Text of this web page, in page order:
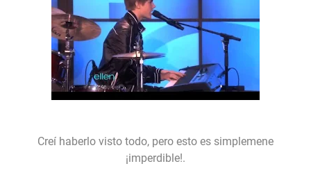
Creí haberlo visto todo, pero esto es simplemene
¡imperdible!.